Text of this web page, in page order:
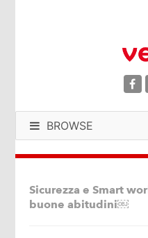
BROWSE
Sicurezza e Smart
buone abitudini￼